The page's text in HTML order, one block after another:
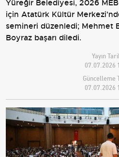
Yüreğir Belediyesi, 2026
için Atatürk Kültür
semineri düzenledi; Mehmet
Boyraz başarı diledi.
Yayın
07.07.2026
Güncelleme
07.07.2026